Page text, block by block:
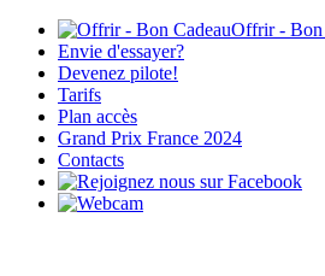
Offrir - Bon
Envie d'essayer?
Devenez pilote!
Tarifs
Plan accès
Grand Prix France 2024
Contacts